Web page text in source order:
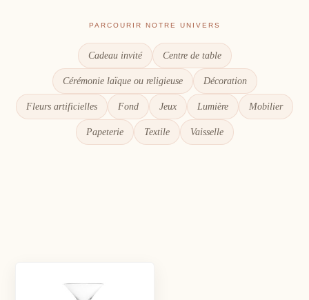
PARCOURIR NOTRE UNIVERS
Cadeau invité Centre de table
Cérémonie laïque ou religieuse Décoration
Fleurs artificielles Fond Jeux Lumière Mobilier
Papeterie Textile Vaisselle